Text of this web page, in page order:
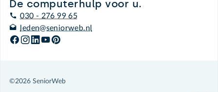
De computerhulp voor u.
030 - 276 99 65
leden@seniorweb.nl
©2026 SeniorWeb